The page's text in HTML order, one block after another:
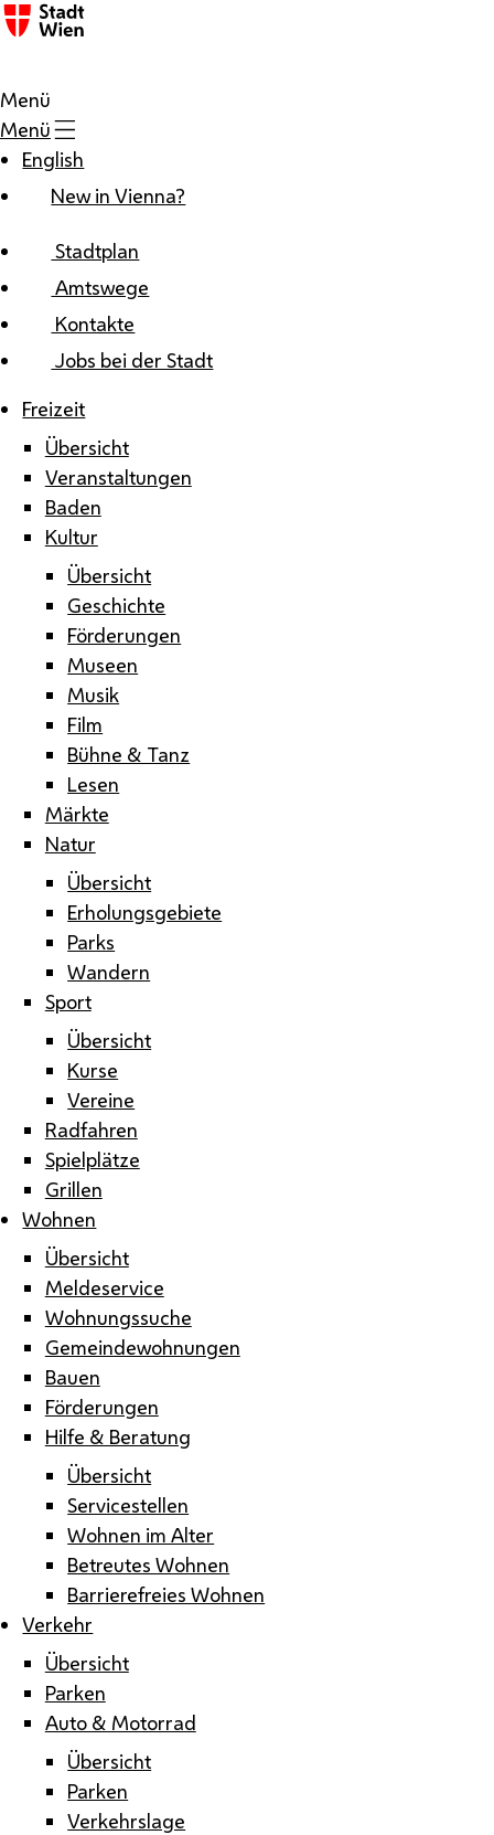
Zum Inhalt
Menü
Menü
English
New in Vienna?
Stadtplan
Amtswege
Kontakte
Jobs bei der Stadt
Freizeit
Übersicht
Veranstaltungen
Baden
Kultur
Übersicht
Geschichte
Förderungen
Museen
Musik
Film
Bühne & Tanz
Lesen
Märkte
Natur
Übersicht
Erholungsgebiete
Parks
Wandern
Sport
Übersicht
Kurse
Vereine
Radfahren
Spielplätze
Grillen
Wohnen
Übersicht
Meldeservice
Wohnungssuche
Gemeindewohnungen
Bauen
Förderungen
Hilfe & Beratung
Übersicht
Servicestellen
Wohnen im Alter
Betreutes Wohnen
Barrierefreies Wohnen
Verkehr
Übersicht
Parken
Auto & Motorrad
Übersicht
Parken
Verkehrslage